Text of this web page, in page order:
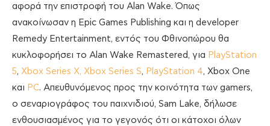
αφορά την επιστροφή του Alan Wake. Όπως
ανακοίνωσαν η Epic Games Publishing και η developer
Remedy Entertainment, εντός του Φθινοπώρου θα
κυκλοφορήσει το Alan Wake Remastered, για PlayStation
5, Xbox Series X, Xbox Series S, PlayStation 4, Xbox One
και PC. Απευθυνόμενος προς την κοινότητα των gamers,
o σεναριογράφος του παιχνιδιού, Sam Lake, δήλωσε
ενθουσιασμένος για το γεγονός ότι οι κάτοχοι όλων